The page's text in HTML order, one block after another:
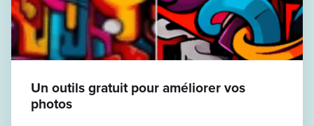
Un outils gratuit pour améliorer vos
photos